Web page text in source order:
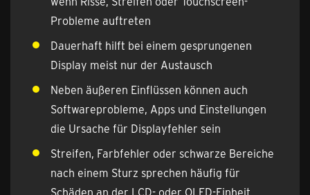
Probleme auftreten
Dauerhaft hilft bei einem gesprungenen
Display meist nur der Austausch
Neben äußeren Einflüssen können auch
Softwareprobleme, Apps und Einstellungen
die Ursache für Displayfehler sein
Streifen, Farbfehler oder schwarze Bereiche
nach einem Sturz sprechen häufig für
Schäden an der LCD- oder OLED-Einheit